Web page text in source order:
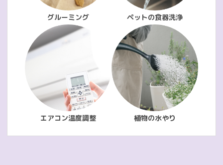
グルーミング ペットの食器洗浄
エアコン温度調整 植物の水やり